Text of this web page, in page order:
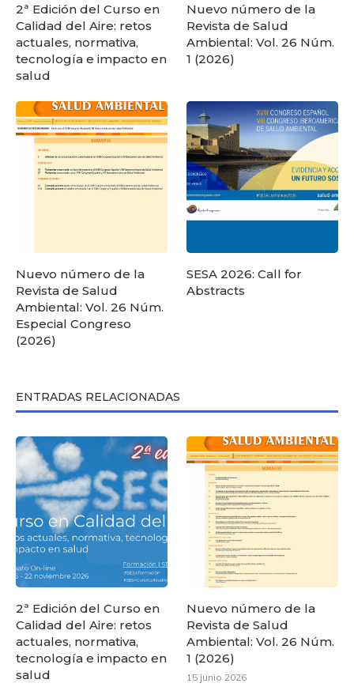
2ª Edición del Curso en
Calidad del Aire: retos
actuales, normativa,
tecnología e impacto en
salud
Nuevo número de la
Revista de Salud
Ambiental: Vol. 26 Núm.
1 (2026)
Nuevo número de la
Revista de Salud
Ambiental: Vol. 26 Núm.
Especial Congreso
(2026)
SESA 2026: Call for
Abstracts
ENTRADAS RELACIONADAS
2ª Edición del Curso en
Calidad del Aire: retos
actuales, normativa,
tecnología e impacto en
salud
Nuevo número de la
Revista de Salud
Ambiental: Vol. 26 Núm.
1 (2026)
15 junio 2026